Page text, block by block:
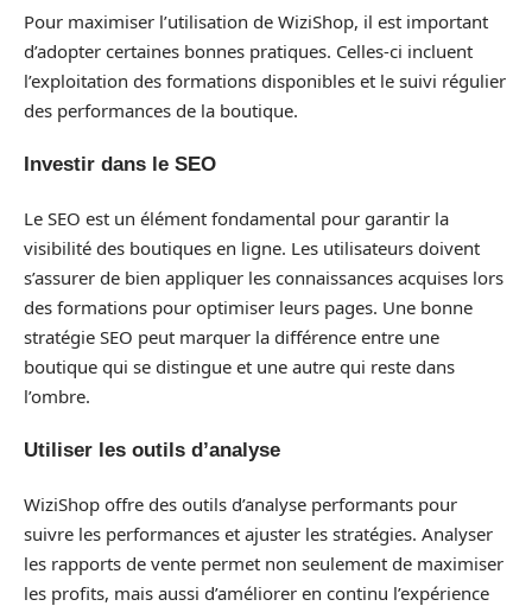
Pour maximiser l’utilisation de WiziShop, il est important
d’adopter certaines bonnes pratiques. Celles-ci incluent
l’exploitation des formations disponibles et le suivi régulier
des performances de la boutique.
Investir dans le SEO
Le SEO est un élément fondamental pour garantir la
visibilité des boutiques en ligne. Les utilisateurs doivent
s’assurer de bien appliquer les connaissances acquises lors
des formations pour optimiser leurs pages. Une bonne
stratégie SEO peut marquer la différence entre une
boutique qui se distingue et une autre qui reste dans
l’ombre.
Utiliser les outils d’analyse
WiziShop offre des outils d’analyse performants pour
suivre les performances et ajuster les stratégies. Analyser
les rapports de vente permet non seulement de maximiser
les profits, mais aussi d’améliorer en continu l’expérience